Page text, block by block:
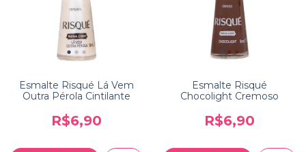
Esmalte Risqué Lá Vem
Outra Pérola Cintilante
R$6,90
Esmalte Risqué
Chocolight Cremoso
R$6,90